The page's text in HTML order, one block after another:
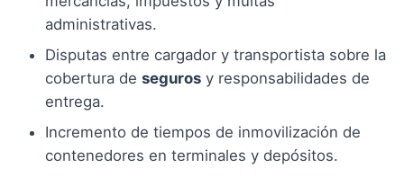
administrativas.
Disputas entre cargador y transportista sobre la
cobertura de seguros y responsabilidades de
entrega.
Incremento de tiempos de inmovilización de
contenedores en terminales y depósitos.